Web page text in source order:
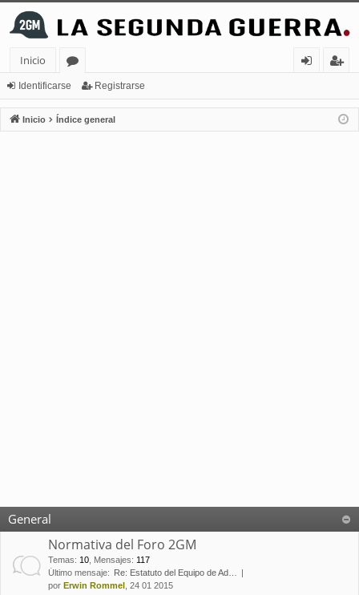
Inicio
or
os
nt
ifi
ist
ra
Identificarse Registrarse
Inicio Índice general
General
Normativa del Foro 2GM
Temas: 10 Mensajes: 117
Último mensaje:
Re: Estatuto del Equipo de Ad…
por Erwin Rommel , 24 01 2015